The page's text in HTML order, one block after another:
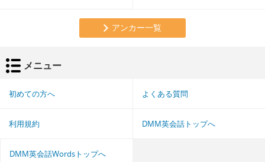
アンカー一覧
メニュー
初めての方へ よくある質問
利用規約 DMM英会話トップへ
DMM英会話Wordsトップへ